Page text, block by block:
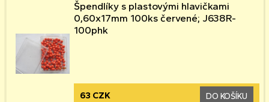
Špendlíky s plastovými hlavičkami
0,60x17mm 100ks červené; J638R-
100phk
63 CZK DO KOŠÍKU